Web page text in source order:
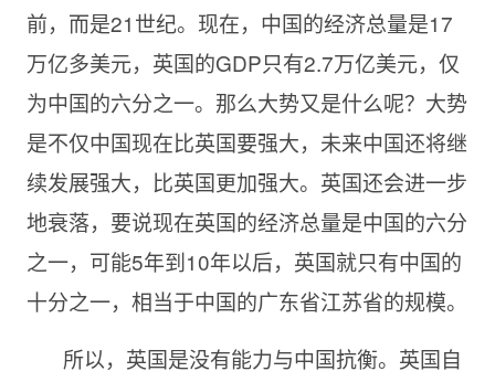
前，而是21世纪。现在，中国的经济总量是17
万亿多美元，英国的GDP只有2.7万亿美元，仅
为中国的六分之一。那么大势又是什么呢？大势
是不仅中国现在比英国要强大，未来中国还将继
续发展强大，比英国更加强大。英国还会进一步
地衰落，要说现在英国的经济总量是中国的六分
之一，可能5年到10年以后，英国就只有中国的
十分之一，相当于中国的广东省江苏省的规模。
所以，英国是没有能力与中国抗衡。英国自